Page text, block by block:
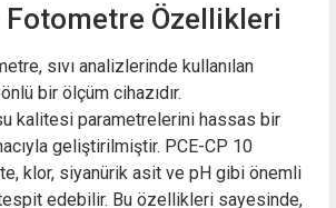
Fotometre Özellikleri
sıvı analizlerinde kullanılan
bir ölçüm cihazıdır.
kalitesi parametrelerini hassas bir
geliştirilmiştir. PCE-CP 10
klor, siyanürik asit ve pH gibi önemli
edebilir. Bu özellikleri sayesinde,